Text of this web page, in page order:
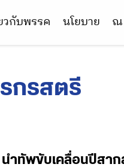
วกับพรรค นโยบาย ณ
กรสตรี
ำทัพขับเคลื่อนปีสา